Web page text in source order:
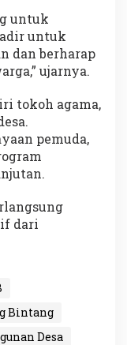
untuk
untuk
dan berharap
ujarnya.
tokoh agama,
pemuda,
dari
Bintang
Desa